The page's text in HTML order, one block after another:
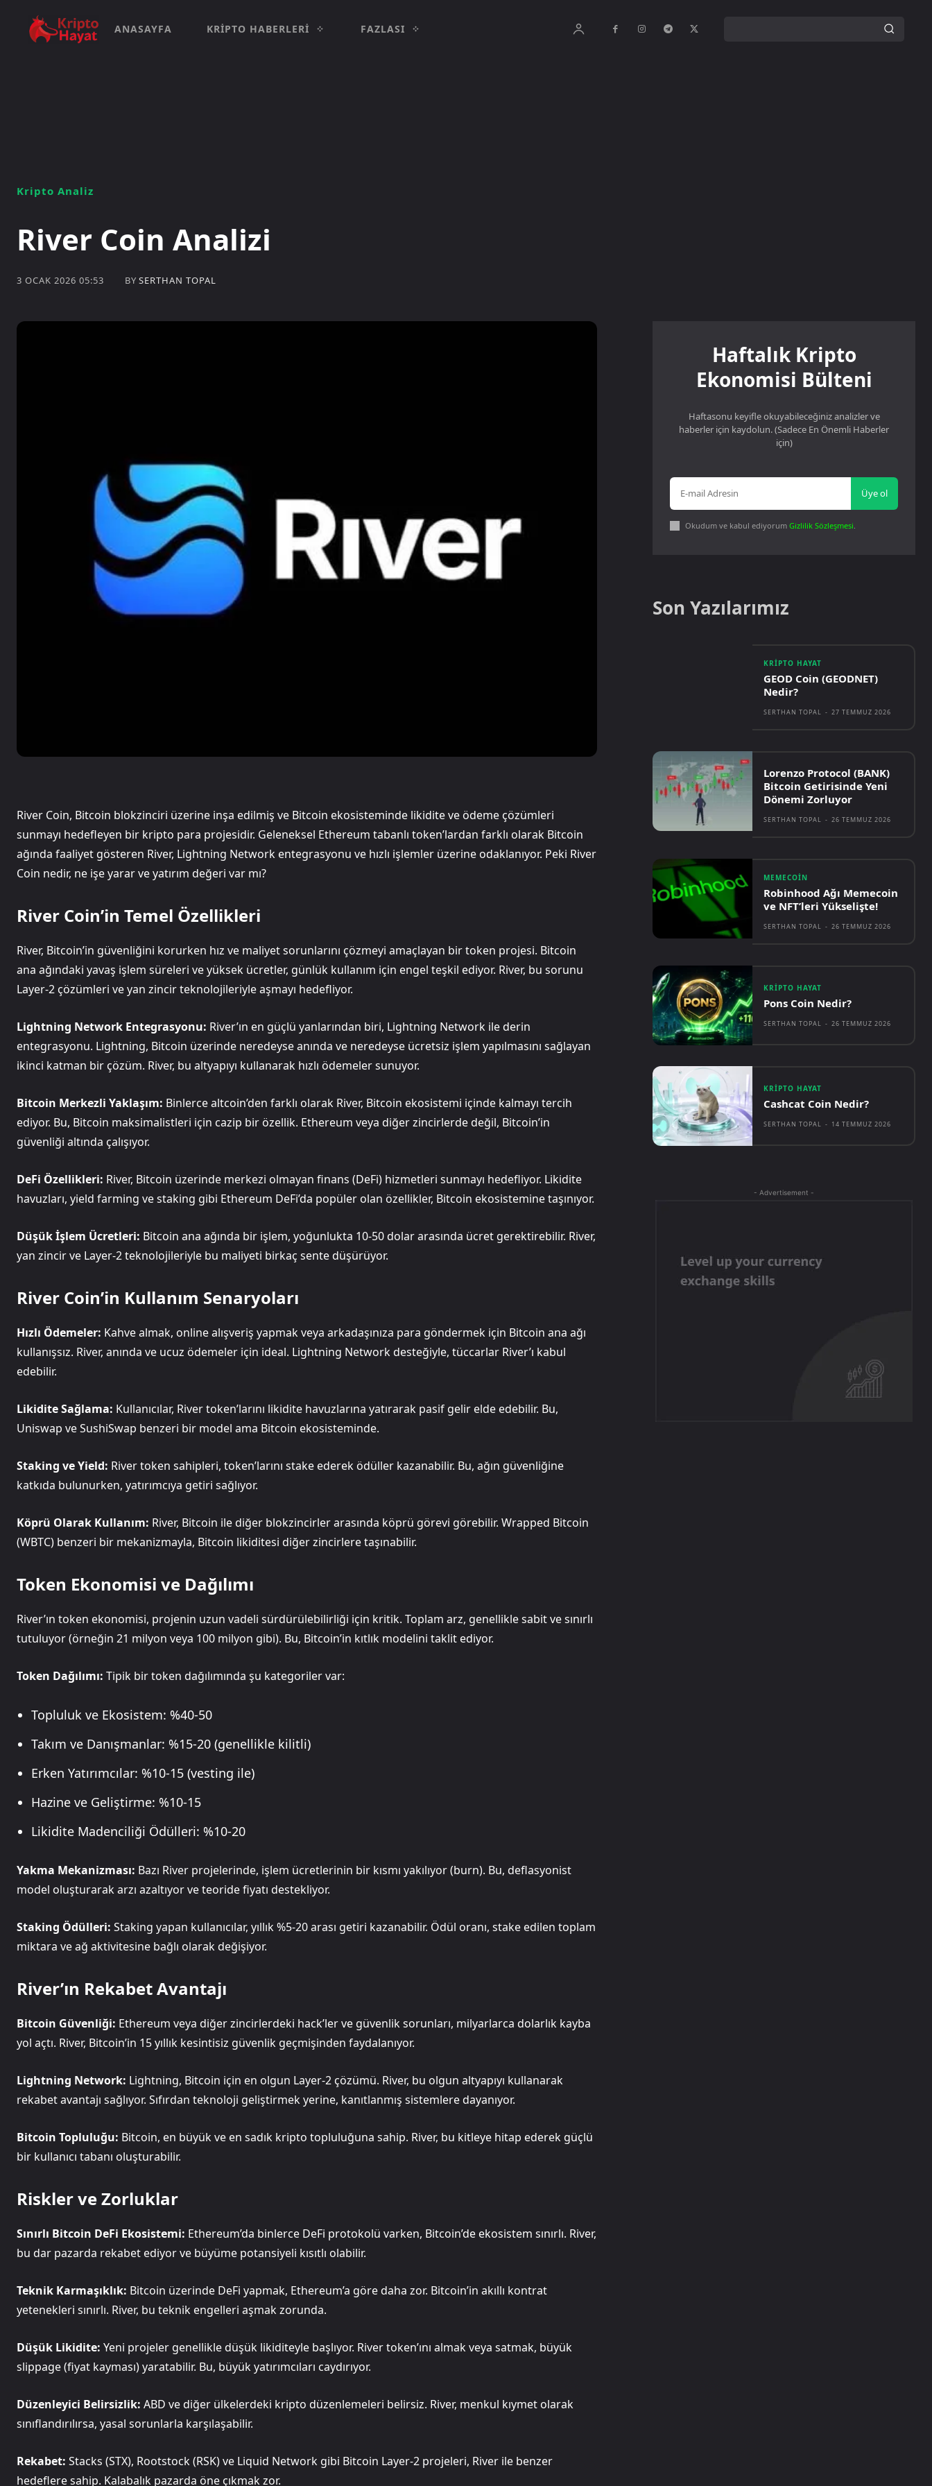
ANASAYFA KRIPTO HABERLERI FAZLASI
Kripto Analiz
River Coin Analizi
3 OCAK 2026 05:53 BY SERTHAN TOPAL
River Coin, Bitcoin blokzinciri üzerine inşa edilmiş ve Bitcoin ekosisteminde likidite ve ödeme çözümleri
sunmayı hedefleyen bir kripto para projesidir. Geleneksel Ethereum tabanlı token’lardan farklı olarak Bitcoin
ağında faaliyet gösteren River, Lightning Network entegrasyonu ve hızlı işlemler üzerine odaklanıyor. Peki River
Coin nedir, ne işe yarar ve yatırım değeri var mı?
River Coin’in Temel Özellikleri
River, Bitcoin’in güvenliğini korurken hız ve maliyet sorunlarını çözmeyi amaçlayan bir token projesi. Bitcoin
ana ağındaki yavaş işlem süreleri ve yüksek ücretler, günlük kullanım için engel teşkil ediyor. River, bu sorunu
Layer-2 çözümleri ve yan zincir teknolojileriyle aşmayı hedefliyor.
Lightning Network Entegrasyonu: River’ın en güçlü yanlarından biri, Lightning Network ile derin
entegrasyonu. Lightning, Bitcoin üzerinde neredeyse anında ve neredeyse ücretsiz işlem yapılmasını sağlayan
ikinci katman bir çözüm. River, bu altyapıyı kullanarak hızlı ödemeler sunuyor.
Bitcoin Merkezli Yaklaşım: Binlerce altcoin’den farklı olarak River, Bitcoin ekosistemi içinde kalmayı tercih
ediyor. Bu, Bitcoin maksimalistleri için cazip bir özellik. Ethereum veya diğer zincirlerde değil, Bitcoin’in
güvenliği altında çalışıyor.
DeFi Özellikleri: River, Bitcoin üzerinde merkezi olmayan finans (DeFi) hizmetleri sunmayı hedefliyor. Likidite
havuzları, yield farming ve staking gibi Ethereum DeFi’da popüler olan özellikler, Bitcoin ekosistemine taşınıyor.
Düşük İşlem Ücretleri: Bitcoin ana ağında bir işlem, yoğunlukta 10-50 dolar arasında ücret gerektirebilir. River,
yan zincir ve Layer-2 teknolojileriyle bu maliyeti birkaç sente düşürüyor.
River Coin’in Kullanım Senaryoları
Hızlı Ödemeler: Kahve almak, online alışveriş yapmak veya arkadaşınıza para göndermek için Bitcoin ana ağı
kullanışsız. River, anında ve ucuz ödemeler için ideal. Lightning Network desteğiyle, tüccarlar River’ı kabul
edebilir.
Likidite Sağlama: Kullanıcılar, River token’larını likidite havuzlarına yatırarak pasif gelir elde edebilir. Bu,
Uniswap ve SushiSwap benzeri bir model ama Bitcoin ekosisteminde.
Staking ve Yield: River token sahipleri, token’larını stake ederek ödüller kazanabilir. Bu, ağın güvenliğine
katkıda bulunurken, yatırımcıya getiri sağlıyor.
Köprü Olarak Kullanım: River, Bitcoin ile diğer blokzincirler arasında köprü görevi görebilir. Wrapped Bitcoin
(WBTC) benzeri bir mekanizmayla, Bitcoin likiditesi diğer zincirlere taşınabilir.
Token Ekonomisi ve Dağılımı
River’ın token ekonomisi, projenin uzun vadeli sürdürülebilirliği için kritik. Toplam arz, genellikle sabit ve sınırlı
tutuluyor (örneğin 21 milyon veya 100 milyon gibi). Bu, Bitcoin’in kıtlık modelini taklit ediyor.
Token Dağılımı: Tipik bir token dağılımında şu kategoriler var:
Topluluk ve Ekosistem: %40-50
Takım ve Danışmanlar: %15-20 (genellikle kilitli)
Erken Yatırımcılar: %10-15 (vesting ile)
Hazine ve Geliştirme: %10-15
Likidite Madenciliği Ödülleri: %10-20
Yakma Mekanizması: Bazı River projelerinde, işlem ücretlerinin bir kısmı yakılıyor (burn). Bu, deflasyonist
model oluşturarak arzı azaltıyor ve teoride fiyatı destekliyor.
Staking Ödülleri: Staking yapan kullanıcılar, yıllık %5-20 arası getiri kazanabilir. Ödül oranı, stake edilen toplam
miktara ve ağ aktivitesine bağlı olarak değişiyor.
River’ın Rekabet Avantajı
Bitcoin Güvenliği: Ethereum veya diğer zincirlerdeki hack’ler ve güvenlik sorunları, milyarlarca dolarlık kayba
yol açtı. River, Bitcoin’in 15 yıllık kesintisiz güvenlik geçmişinden faydalanıyor.
Lightning Network: Lightning, Bitcoin için en olgun Layer-2 çözümü. River, bu olgun altyapıyı kullanarak
rekabet avantajı sağlıyor. Sıfırdan teknoloji geliştirmek yerine, kanıtlanmış sistemlere dayanıyor.
Bitcoin Topluluğu: Bitcoin, en büyük ve en sadık kripto topluluğuna sahip. River, bu kitleye hitap ederek güçlü
bir kullanıcı tabanı oluşturabilir.
Riskler ve Zorluklar
Sınırlı Bitcoin DeFi Ekosistemi: Ethereum’da binlerce DeFi protokolü varken, Bitcoin’de ekosistem sınırlı. River,
bu dar pazarda rekabet ediyor ve büyüme potansiyeli kısıtlı olabilir.
Teknik Karmaşıklık: Bitcoin üzerinde DeFi yapmak, Ethereum’a göre daha zor. Bitcoin’in akıllı kontrat
yetenekleri sınırlı. River, bu teknik engelleri aşmak zorunda.
Düşük Likidite: Yeni projeler genellikle düşük likiditeyle başlıyor. River token’ını almak veya satmak, büyük
slippage (fiyat kayması) yaratabilir. Bu, büyük yatırımcıları caydırıyor.
Düzenleyici Belirsizlik: ABD ve diğer ülkelerdeki kripto düzenlemeleri belirsiz. River, menkul kıymet olarak
sınıflandırılırsa, yasal sorunlarla karşılaşabilir.
Rekabet: Stacks (STX), Rootstock (RSK) ve Liquid Network gibi Bitcoin Layer-2 projeleri, River ile benzer
hedeflere sahip. Kalabalık pazarda öne çıkmak zor.
Haftalık Kripto
Ekonomisi Bülteni
Haftasonu keyifle okuyabileceğiniz analizler ve
haberler için kaydolun. (Sadece En Önemli Haberler
için)
Üye ol
Okudum ve kabul ediyorumGizlilik Sözleşmesi.
Son Yazılarımız
KRIPTO HAYAT
GEOD Coin (GEODNET)
Nedir?
SERTHAN TOPAL - 27 TEMMUZ 2026
Lorenzo Protocol (BANK)
Bitcoin Getirisinde Yeni
Dönemi Zorluyor
SERTHAN TOPAL - 26 TEMMUZ 2026
MEMECOIN
Robinhood Ağı Memecoin
ve NFT’leri Yükselişte!
SERTHAN TOPAL - 26 TEMMUZ 2026
KRIPTO HAYAT
Pons Coin Nedir?
SERTHAN TOPAL - 26 TEMMUZ 2026
KRIPTO HAYAT
Cashcat Coin Nedir?
SERTHAN TOPAL - 14 TEMMUZ 2026
- Advertisement -